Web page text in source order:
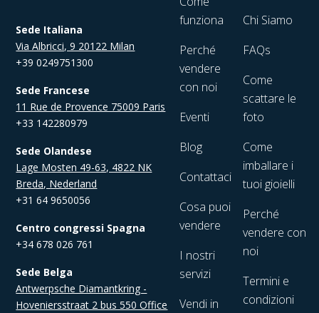
Sede Italiana
Via Albricci, 9 20122 Milan
+39 0249751300
Sede Francese
11 Rue de Provence 75009 Paris
+33 142280979
Sede Olandese
Lage Mosten 49-63, 4822 NK
Breda, Nederland
+31 64 9650056
Centro congressi Spagna
+34 678 026 761
Sede Belga
Antwerpsche Diamantkring -
Hoveniersstraat 2 bus 550 Office
funziona
Perché
vendere
con noi
Eventi
Blog
Contattaci
Cosa puoi
vendere
I nostri
servizi
Vendi in
Chi Siamo
FAQs
Come
scattare le
foto
Come
imballare i
tuoi gioielli
Perché
vendere con
noi
Termini e
condizioni